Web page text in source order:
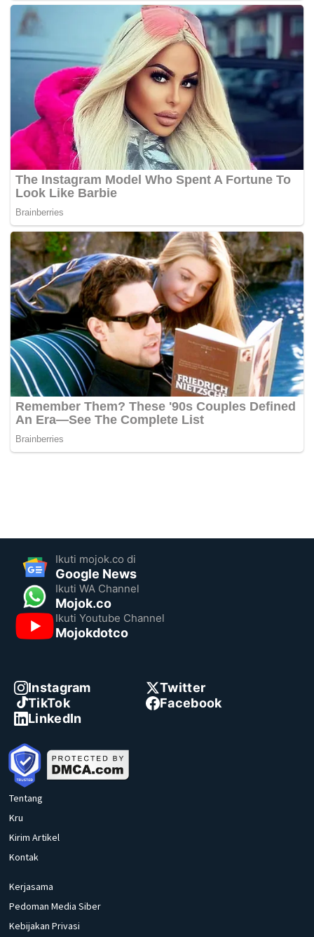
Ikuti mojok.co di
Google News
Ikuti WA Channel
Mojok.co
Ikuti Youtube Channel
Mojokdotco
Instagram
Twitter
TikTok
Facebook
LinkedIn
Tentang
Kru
Kirim Artikel
Kontak
Kerjasama
Pedoman Media Siber
Kebijakan Privasi